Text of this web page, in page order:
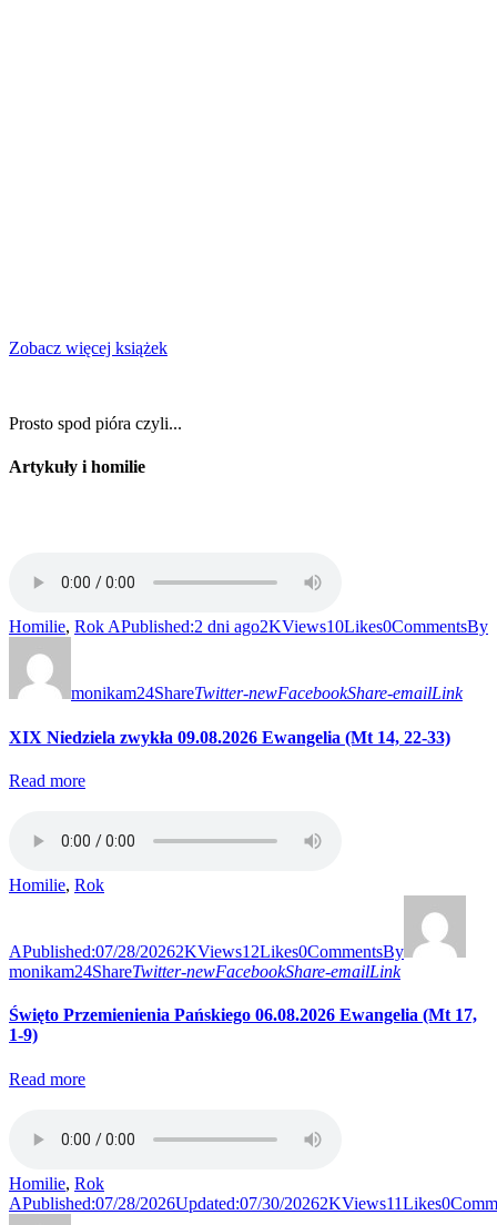
Zobacz więcej książek
Prosto spod pióra czyli...
Artykuły i homilie
Homilie, Rok APublished:2 dni ago2KViews10Likes0CommentsBy
monikam24ShareTwitter-newFacebookShare-emailLink
XIX Niedziela zwykła 09.08.2026 Ewangelia (Mt 14, 22-33)
Read more
Homilie, Rok
APublished:07/28/20262KViews12Likes0CommentsBy
monikam24ShareTwitter-newFacebookShare-emailLink
Święto Przemienienia Pańskiego 06.08.2026 Ewangelia (Mt 17,
1-9)
Read more
Homilie, Rok
APublished:07/28/2026Updated:07/30/20262KViews11Likes0